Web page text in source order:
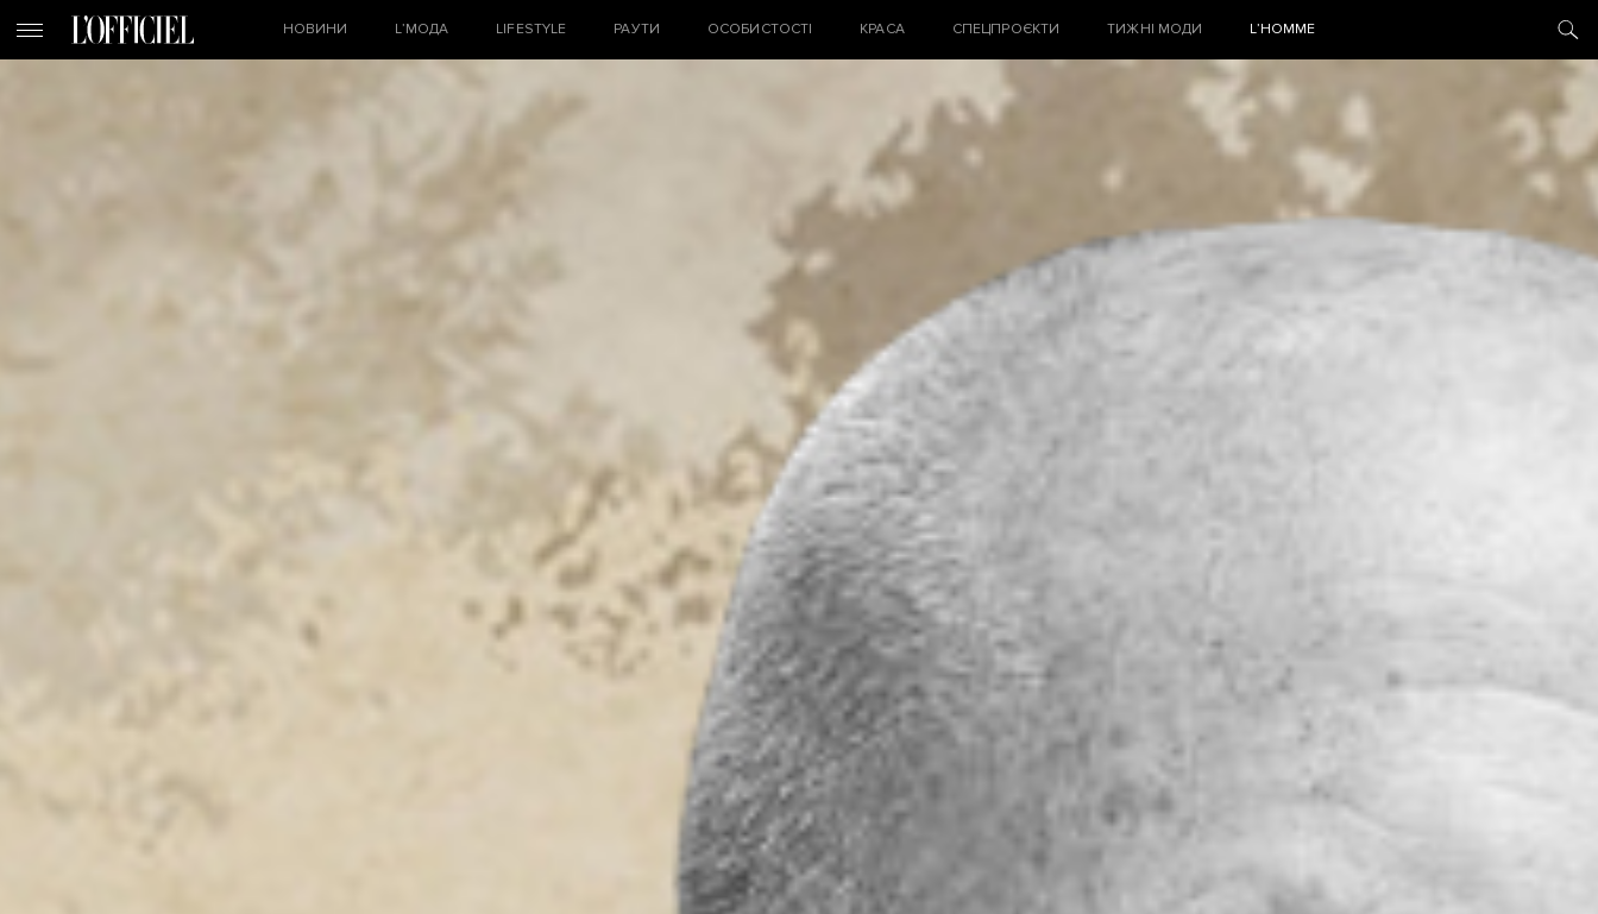
НОВИНИ L’МОДА LIFESTYLE РАУТИ ОСОБИСТОСТІ КРАСА СПЕЦПРОЄКТИ ТИЖНІ МОДИ L’HOMME